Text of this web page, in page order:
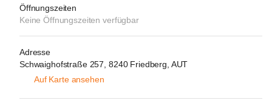
Öffnungszeiten
Keine Öffnungszeiten verfügbar
Adresse
Schwaighofstraße 257, 8240 Friedberg, AUT
Auf Karte ansehen